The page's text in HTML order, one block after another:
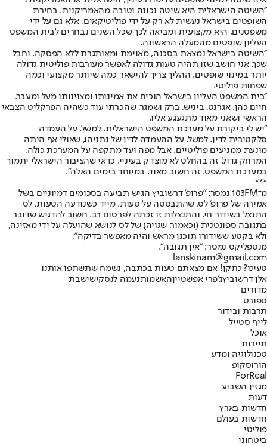
"השיטה הישראלית היא שיטה נכונה וטובה מהאמריקנית. בחירת
השופטים בישראל נעשית לא רק על ידי פוליטיקאים, אלא גם על ידי
משפטנים, היא מקצועית ומביאה לכך שכל השנים נבחרים לבית המשפט
העליון שופטים מהמעלה הראשונה.
"השיטה בישראל נמצאת בסכנה, מאוימת ומאותגרת ללא הפסקה, וחבל
שכך. אני חושב שזו תהיה טעות גדולה לאפשר מעורבות פוליטית גדולה
יותר במינוי שופטים. ההליך צריך להישאר כמה שיותר מקצועי וכמה
שפחות פוליטי.
"בית המשפט העליון בישראל הוכיח את אמינותו ומצוינותו מעל ומעבר.
חיים כהן, אגרנט, ביניש, ברק ושמגר, שהכרתי עוד כשהיה הפרקליט הצבאי
הראשי ושאני מאוד מתגעגע אליו.
"יש לי ביקורת על מערכת המשפט הישראלית. למשל, על העמדה
סלקטיבית לדין. למשל, על ההעמדה לדין של נתניהו, שאולי אף היתה
מוּנעת ממניעים פוליטיים. אבל מפה ועד מתקפה על המערכת כולה,
המרחק גדול. זה בהחלט לא מוצדק בעיניי. כדאי שהציבור הישראלי יתמוך
במערכת המשפט. זה חשוב מאוד, במיוחד בימים האלה".
***
מ־103FM נמסר: "פרופ' דרשוביץ הגיש תביעה בסכומים דמיוניים בשל
אמירה של פרופ' לס, שהתבססה על טעות. מייד כשנודעה הטעות, לס
התנצל בשידור חי, והתנצלות זו זכתה לפרסום רב. חשוב להדגיש שדובר
בתגובה ספונטנית (וכאמור, שגויה) של לס לנושא שהועלה על ידי מאזינה,
ולא בקטע ששידורו תוכנן מראש והיה מאפשר בדיקה".
מנטפליקס נמסר: "אין תגובה".
lanskinam@gmail.com
טעינו? נתקן! אם מצאתם טעות בכתבה, נשמח שתשתפו אותנו
אלן דרשוביץג'פרי אפשטייןהאשמותנעמה לנסקישישבת
מדורים
ספורט
תרבות ובידור
לייף סטייל
אוכל
תיירות
טכנולוגיה ומדע
הורוסקופ
ForReal
מגזין השבוע
דעות
חדשות בארץ
חדשות בעולם
פוליטי
ביטחוני